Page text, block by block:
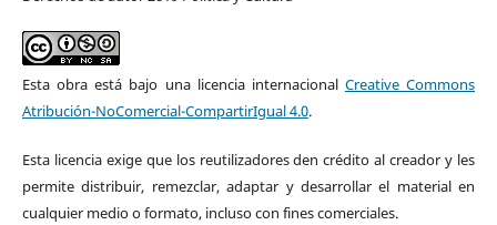
Esta obra está bajo una licencia internacional Creative Commons
Atribución-NoComercial-CompartirIgual 4.0.
Esta licencia exige que los reutilizadores den crédito al creador y les
permite distribuir, remezclar, adaptar y desarrollar el material en
cualquier medio o formato, incluso con fines comerciales.